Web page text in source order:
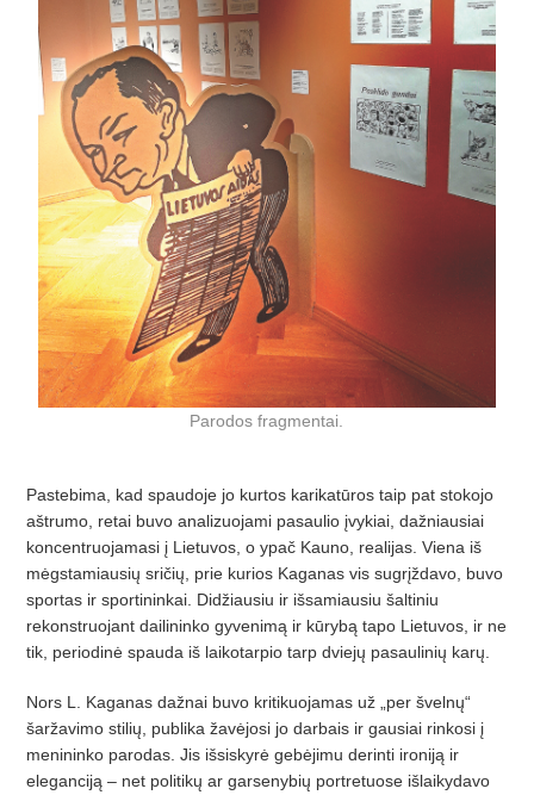
Parodos fragmentai.
Pastebima, kad spaudoje jo kurtos karikatūros taip pat stokojo
aštrumo, retai buvo analizuojami pasaulio įvykiai, dažniausiai
koncentruojamasi į Lietuvos, o ypač Kauno, realijas. Viena iš
mėgstamiausių sričių, prie kurios Kaganas vis sugrįždavo, buvo
sportas ir sportininkai. Didžiausiu ir išsamiausiu šaltiniu
rekonstruojant dailininko gyvenimą ir kūrybą tapo Lietuvos, ir ne
tik, periodinė spauda iš laikotarpio tarp dviejų pasaulinių karų.
Nors L. Kaganas dažnai buvo kritikuojamas už „per švelnų“
šaržavimo stilių, publika žavėjosi jo darbais ir gausiai rinkosi į
menininko parodas. Jis išsiskyrė gebėjimu derinti ironiją ir
eleganciją – net politikų ar garsenybių portretuose išlaikydavo